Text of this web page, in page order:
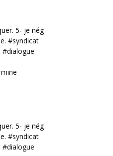
5- je négocie
#syndicat
#dialogue
5- je négocie
#syndicat
#dialogue